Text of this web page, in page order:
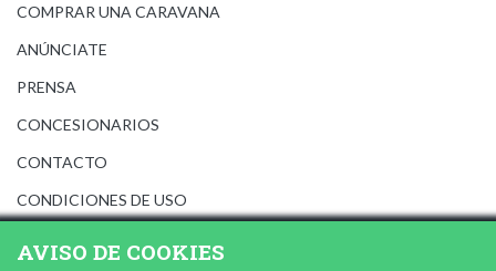
COMPRAR UNA CARAVANA
ANÚNCIATE
PRENSA
CONCESIONARIOS
CONTACTO
CONDICIONES DE USO
AVISO DE COOKIES